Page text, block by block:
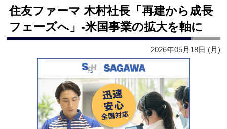
住友ファーマ 木村社長「再建から成長
フェーズへ」‐米国事業の拡大を軸に
2026年05月18日 (月)